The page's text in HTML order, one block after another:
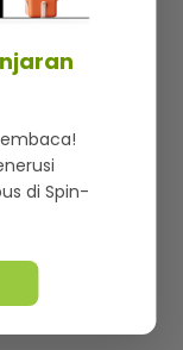
di Spin-